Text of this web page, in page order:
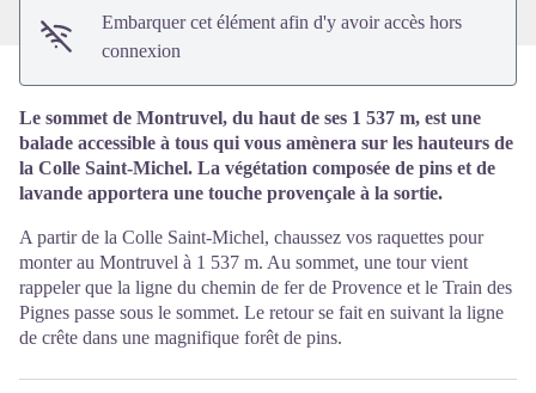
Embarquer cet élément afin d'y avoir accès hors
connexion
Le sommet de Montruvel, du haut de ses 1 537 m, est une
balade accessible à tous qui vous amènera sur les hauteurs de
la Colle Saint-Michel. La végétation composée de pins et de
lavande apportera une touche provençale à la sortie.
A partir de la Colle Saint-Michel, chaussez vos raquettes pour
monter au Montruvel à 1 537 m. Au sommet, une tour vient
rappeler que la ligne du chemin de fer de Provence et le Train des
Pignes passe sous le sommet. Le retour se fait en suivant la ligne
de crête dans une magnifique forêt de pins.